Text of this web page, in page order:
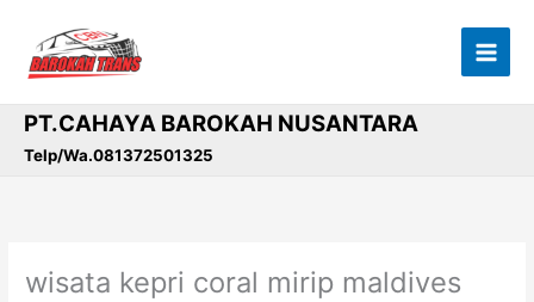
konten
PT.CAHAYA BAROKAH NUSANTARA
Telp/Wa.081372501325
wisata kepri coral mirip maldives